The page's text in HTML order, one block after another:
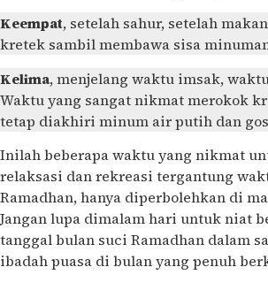
Keempat, setelah sahur, setelah
kretek sambil membawa sisa
Kelima, menjelang waktu imsak,
Waktu yang sangat nikmat merokok
tetap diakhiri minum air putih dan
Inilah beberapa waktu yang nikmat
relaksasi dan rekreasi tergantung
Ramadhan, hanya diperbolehkan di
Jangan lupa dimalam hari untuk niat
tanggal bulan suci Ramadhan dalam
ibadah puasa di bulan yang penuh